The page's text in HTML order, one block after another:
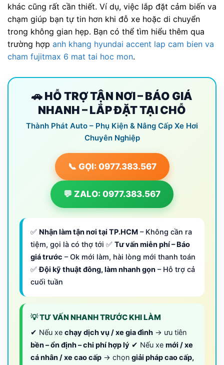
khác cũng rất cần thiết. Ví dụ, việc lắp đặt cảm biến va
chạm giúp bạn tự tin hơn khi đỗ xe hoặc di chuyển
trong không gian hẹp. Bạn có thể tìm hiểu thêm qua
trường hợp anh khang hyundai accent lap cam bien va
cham fujitmax 6 mat tai hoc mon.
🚗 HỖ TRỢ TẬN NƠI – BÁO GIÁ
NHANH – LẮP ĐẶT TẠI CHỖ
Thành Phát Auto – Phụ Kiện & Nâng Cấp Xe Hơi
Chuyên Nghiệp
📞 GỌI: 0977.383.567
💬 ZALO: 0977.383.567
✅ Nhận làm tận nơi tại TP.HCM – Không cần ra
tiệm, gọi là có thợ tới ✅ Tư vấn miễn phí – Báo
giá trước – Ok mới làm, hài lòng mới thanh toán
✅Đội kỹ thuật đông, làm nhanh gọn – Hỗ trợ cả
cuối tuần
💡 TƯ VẤN NHANH TRƯỚC KHI LÀM
✔ Nếu xe chạy dịch vụ / xe gia đình → ưu tiên
bền – ổn định – chi phí hợp lý ✔ Nếu xe mới / xe
cá nhân / xe cao cấp → chọn giải pháp cao cấp,